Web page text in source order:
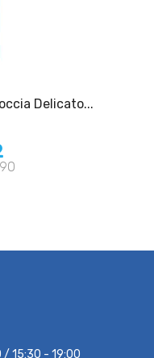
Delicato...
/ 15:30 - 19:00